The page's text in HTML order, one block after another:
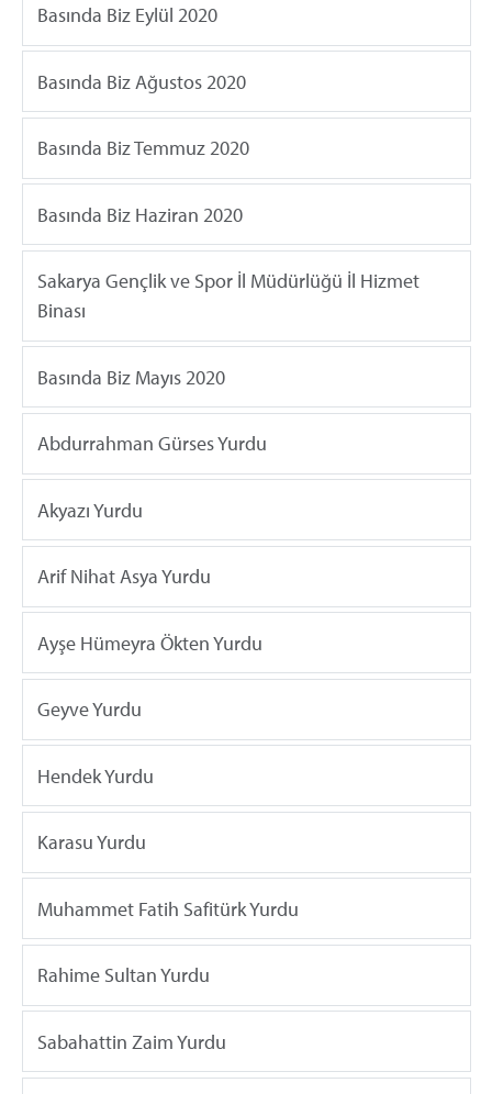
Basında Biz Eylül 2020
Basında Biz Ağustos 2020
Basında Biz Temmuz 2020
Basında Biz Haziran 2020
Sakarya Gençlik ve Spor İl Müdürlüğü İl Hizmet
Binası
Basında Biz Mayıs 2020
Abdurrahman Gürses Yurdu
Akyazı Yurdu
Arif Nihat Asya Yurdu
Ayşe Hümeyra Ökten Yurdu
Geyve Yurdu
Hendek Yurdu
Karasu Yurdu
Muhammet Fatih Safitürk Yurdu
Rahime Sultan Yurdu
Sabahattin Zaim Yurdu